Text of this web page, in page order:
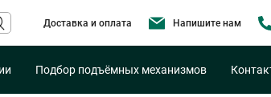
Доставка и оплата Напишите нам
Подбор подъёмных механизмов